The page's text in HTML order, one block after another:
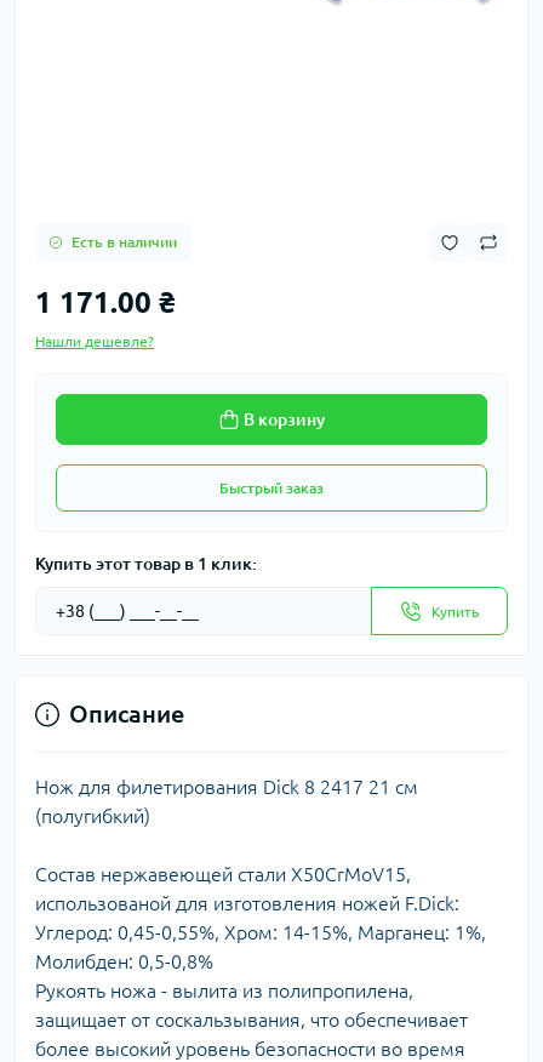
Есть в наличии
1 171.00 ₴
Нашли дешевле?
В корзину
Быстрый заказ
Купить этот товар в 1 клик:
Купить
Описание
Нож для филетирования Dick 8 2417 21 см
(полугибкий)
Состав нержавеющей стали X50CrMoV15,
использованой для изготовления ножей F.Dick:
Углерод: 0,45-0,55%, Хром: 14-15%, Марганец: 1%,
Молибден: 0,5-0,8%
Рукоять ножа - вылита из полипропилена,
защищает от соскальзывания, что обеспечивает
более высокий уровень безопасности во время